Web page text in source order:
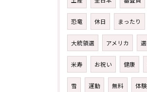
恐竜 休日 まったり
大統領選 アメリカ
米寿 お祝い 健康
雪 運動 無料 体験